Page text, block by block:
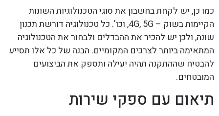
כמו כן, יש לקחת בחשבון את סוגי הטכנולוגיות השונות
הקיימות בשוק – 4G, 5G, וכו'. כל טכנולוגיה דורשת תכנון
שונה, ולכן יש להכיר את ההבדלים ולבחור את הטכנולוגיה
המתאימה ביותר לצרכים המקומיים. הבנה של כל אלו תסייע
להבטיח שההתקנה תהיה יעילה ותספק את הביצועים
המובטחים.
תיאום עם ספקי שירות